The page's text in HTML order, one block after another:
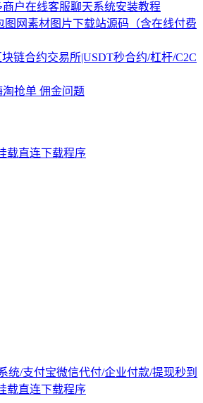
商户在线客服聊天系统安装教程
图网素材图片下载站源码（含在线付费
链合约交易所|USDT秒合约/杠杆/C2C
抢单 佣金问题
统/支付宝微信代付/企业付款/提现秒到